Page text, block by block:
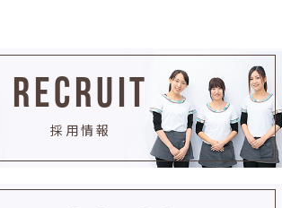
RECRUIT
採用情報